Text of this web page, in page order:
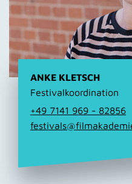
ANKE KLETSCH
Festivalkoordination
+49 7141 969 - 82856